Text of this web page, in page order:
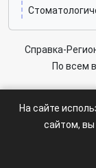
Справка-
По всем
Пользовательское
На сайте
сайтом, вы